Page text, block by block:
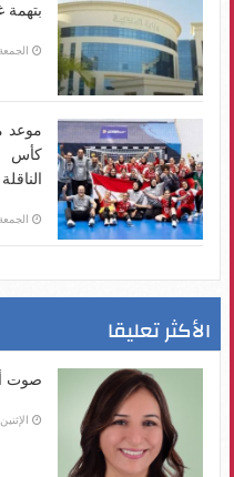
بتهمة غسل
الجمعة، 07 أغسطس
موعد
كأس
الناقلة
الجمعة، 07 أغسطس
الأكثر تعليقا
صوت
الإثنين، 24 ديسمبر